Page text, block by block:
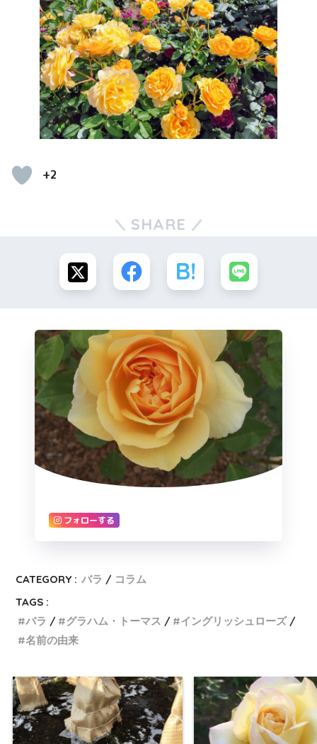
+2
SHARE
フォローする
CATEGORY : バラ
コラム
TAGS :
バラ
グラハム・トーマス
イングリッシュローズ
名前の由来